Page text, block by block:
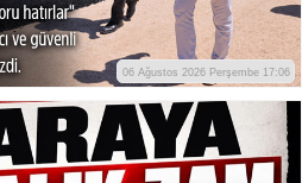
06 Ağustos 2026 Perşembe 17:06